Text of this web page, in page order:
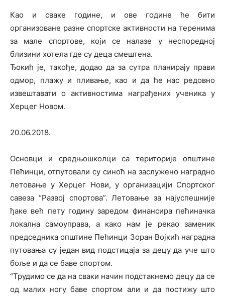
Као и сваке године, и ове године ће бити
организоване разне спортске активности на теренима
за мале спортове, који се налазе у неспоредној
близини хотела где су деца смештена.
Ђокић је, такође, додао да за сутра планирају прави
одмор, плажу и пливање, као и да ће нас редовно
извештавати о активностима награђених ученика у
Херцег Новом.
20.06.2018.
Основци и средњошколци са територије општине
Пећинци, отпутовали су синоћ на заслужено наградно
летовање у Херцег Нови, у организацији Спортског
савеза “Развој спортова”. Летовање за најуспешније
ђаке већ пету годину заредом финансира пећиначка
локална самоуправа, а како нам је рекао заменик
председника општине Пећинци Зоран Војкић наградна
путовања су један вид подстицаја за децу да уче што
боље и да се баве спортом.
“Трудимо се да на сваки начин подстакнемо децу да се
од малих ногу баве спортом али и да постижу што